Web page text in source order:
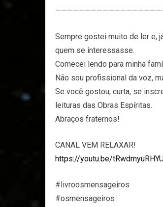
Sempre gostei muito de ler e,
quem se interessasse.
Comecei lendo para minha
Não sou profissional da voz,
Se você gostou, curta, se
leituras das Obras Espíritas.
Abraços fraternos!
CANAL VEM RELAXAR!
https://youtu.be/
#livroosmensageiros
#osmensageiros